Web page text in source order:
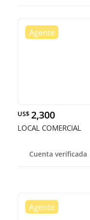
US$ 2,300
LOCAL COMERCIAL
Cuenta verificada